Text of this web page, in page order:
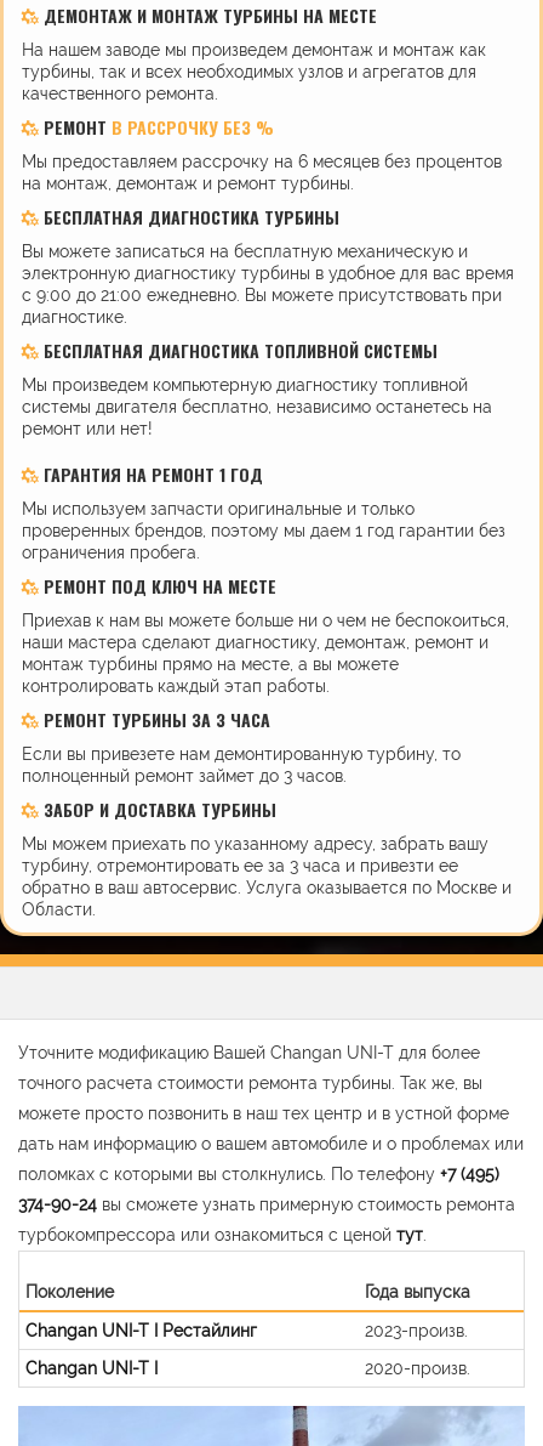
ДЕМОНТАЖ И МОНТАЖ ТУРБИНЫ НА МЕСТЕ
На нашем заводе мы произведем демонтаж и монтаж как
турбины, так и всех необходимых узлов и агрегатов для
качественного ремонта.
РЕМОНТ В РАССРОЧКУ БЕЗ %
Мы предоставляем рассрочку на 6 месяцев без процентов
на монтаж, демонтаж и ремонт турбины.
БЕСПЛАТНАЯ ДИАГНОСТИКА ТУРБИНЫ
Вы можете записаться на бесплатную механическую и
электронную диагностику турбины в удобное для вас время
с 9:00 до 21:00 ежедневно. Вы можете присутствовать при
диагностике.
БЕСПЛАТНАЯ ДИАГНОСТИКА ТОПЛИВНОЙ СИСТЕМЫ
Мы произведем компьютерную диагностику топливной
системы двигателя бесплатно, независимо останетесь на
ремонт или нет!
ГАРАНТИЯ НА РЕМОНТ 1 ГОД
Мы используем запчасти оригинальные и только
проверенных брендов, поэтому мы даем 1 год гарантии без
ограничения пробега.
РЕМОНТ ПОД КЛЮЧ НА МЕСТЕ
Приехав к нам вы можете больше ни о чем не беспокоиться,
наши мастера сделают диагностику, демонтаж, ремонт и
монтаж турбины прямо на месте, а вы можете
контролировать каждый этап работы.
РЕМОНТ ТУРБИНЫ ЗА 3 ЧАСА
Если вы привезете нам демонтированную турбину, то
полноценный ремонт займет до 3 часов.
ЗАБОР И ДОСТАВКА ТУРБИНЫ
Мы можем приехать по указанному адресу, забрать вашу
турбину, отремонтировать ее за 3 часа и привезти ее
обратно в ваш автосервис. Услуга оказывается по Москве и
Области.
Уточните модификацию Вашей Changan UNI-T для более
точного расчета стоимости ремонта турбины. Так же, вы
можете просто позвонить в наш тех центр и в устной форме
дать нам информацию о вашем автомобиле и о проблемах или
поломках с которыми вы столкнулись. По телефону +7 (495)
374-90-24 вы сможете узнать примерную стоимость ремонта
турбокомпрессора или ознакомиться с ценой тут
Поколение
Года выпуска
Changan UNI-T I Рестайлинг
2023-произв.
Changan UNI-T I
2020-произв.